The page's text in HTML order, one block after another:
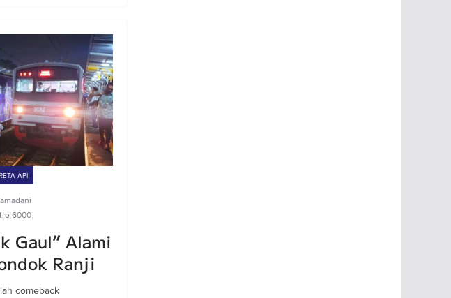
API
6000
Gaul” Alami
Ranji
comeback